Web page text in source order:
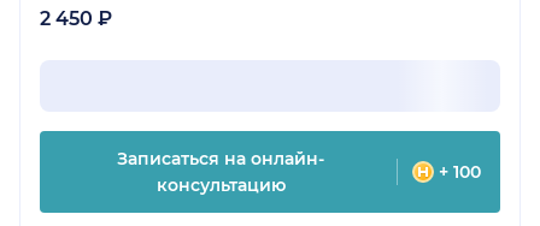
2 450 ₽
Записаться на онлайн-
консультацию
+ 100